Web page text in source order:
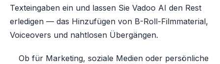
Texteingaben ein und lassen Sie Vadoo AI den Rest
erledigen — das Hinzufügen von B-Roll-Filmmaterial,
Voiceovers und nahtlosen Übergängen.
Ob für Marketing, soziale Medien oder persönliche